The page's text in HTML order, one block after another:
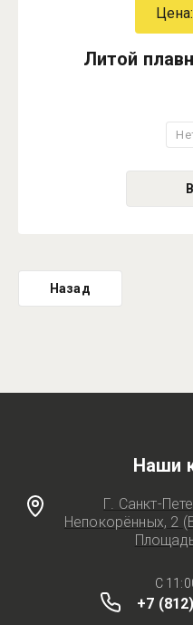
Цена:
Литой
Назад
Наши
Г. Санкт-
Непокорённых, 2
C
+7